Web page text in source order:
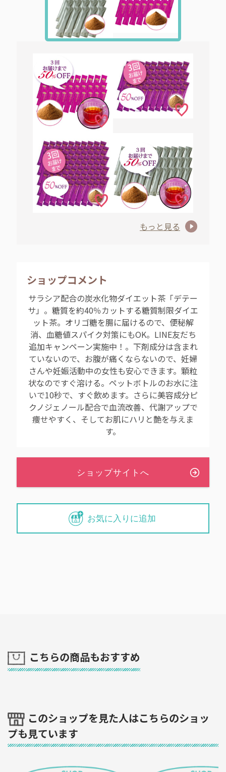
もっと見る
ショップコメント
サラシア配合の炭水化物ダイエット茶「デテー
サ」。糖質を約40％カットする糖質制限ダイエ
ット茶。オリゴ糖を腸に届けるので、便秘解
消、血糖値スパイク対策にもOK。LINE友だち
追加キャンペーン実施中！。下剤成分は含まれ
ていないので、お腹が痛くならないので、妊婦
さんや妊娠活動中の女性も安心できます。顆粒
状なのですぐ溶ける。ペットボトルのお水に注
いで10秒で、すぐ飲めます。さらに美容成分ピ
クノジェノール配合で血流改善、代謝アップで
痩せやすく、そしてお肌にハリと艶を与えま
す。
お気に入りに追加
こちらの商品もおすすめ
このショップを見た人はこちらのショッ
プも見ています